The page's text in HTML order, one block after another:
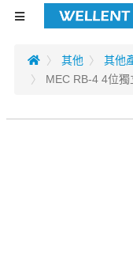
其他
其他
MEC RB-4 4位